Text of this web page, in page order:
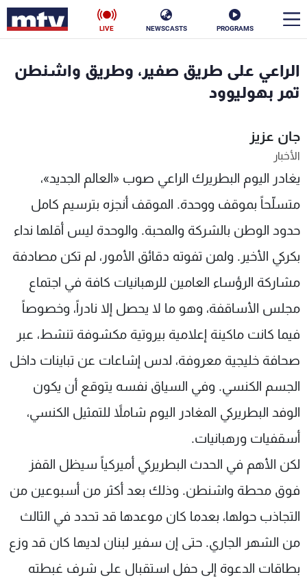
PROGRAMS
NEWSCASTS
LIVE
الراعي على طريق صفير، وطريق واشنطن
تمر بهوليوود
جان عزيز
الأخبار
يغادر اليوم البطريرك الراعي صوب «العالم الجديد»،
متسلّحاً بموقف ووحدة. الموقف أنجزه بترسيم كامل
حدود الوطن بالشركة والمحبة. والوحدة ليس أقلها نداء
بكركي الأخير. ولمن تفوته دقائق الأمور، لم تكن مصادفة
مشاركة الرؤساء العامين للرهبانيات كافة في اجتماع
مجلس الأساقفة، وهو ما لا يحصل إلا نادراً، وخصوصاً
فيما كانت ماكينة إعلامية بيروتية مكشوفة تنشط، عبر
صحافة خليجية معروفة، لدس إشاعات عن تباينات داخل
الجسم الكنسي. وفي السياق نفسه يتوقع أن يكون
الوفد البطريركي المغادر اليوم شاملاً للتمثيل الكنسي،
أسقفيات ورهبانيات.
لكن الأهم في الحدث البطريركي أميركياً سيظل القفز
فوق محطة واشنطن. وذلك بعد أكثر من أسبوعين من
التجاذب حولها، بعدما كان موعدها قد تحدد في الثالث
من الشهر الجاري. حتى إن سفير لبنان لديها كان قد وزع
بطاقات الدعوة إلى حفل استقبال على شرف غبطته
الأخبار
إقتصاد
منوعات رياضة
البرامج
جدول البرامج
الترددات
عن MTV
لاعلاناتكم
وظائف
شروط الإسـتخدام